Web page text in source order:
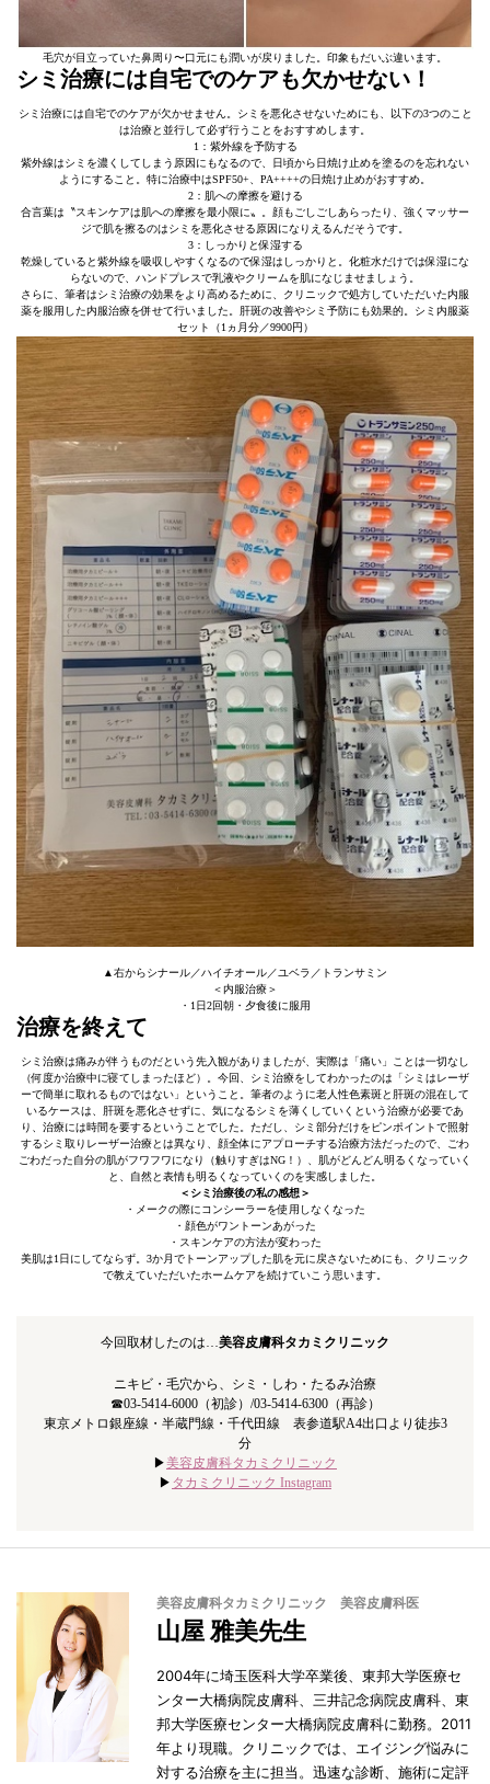
毛穴が目立っていた鼻周り〜口元にも潤いが戻りました。印象もだいぶ違います。
シミ治療には自宅でのケアも欠かせない！
シミ治療には自宅でのケアが欠かせません。シミを悪化させないためにも、以下の3つのこと
は治療と並行して必ず行うことをおすすめします。
1：紫外線を予防する
紫外線はシミを濃くしてしまう原因にもなるので、日頃から日焼け止めを塗るのを忘れない
ようにすること。特に治療中はSPF50+、PA++++の日焼け止めがおすすめ。
2：肌への摩擦を避ける
合言葉は〝スキンケアは肌への摩擦を最小限に〟。顔もごしごしあらったり、強くマッサー
ジで肌を擦るのはシミを悪化させる原因になりえるんだそうです。
3：しっかりと保湿する
乾燥していると紫外線を吸収しやすくなるので保湿はしっかりと。化粧水だけでは保湿にな
らないので、ハンドプレスで乳液やクリームを肌になじませましょう。
さらに、筆者はシミ治療の効果をより高めるために、クリニックで処方していただいた内服
薬を服用した内服治療を併せて行いました。肝斑の改善やシミ予防にも効果的。シミ内服薬
セット（1ヵ月分／9900円）
▲右からシナール／ハイチオール／ユベラ／トランサミン
＜内服治療＞
・1日2回朝・夕食後に服用
治療を終えて
シミ治療は痛みが伴うものだという先入観がありましたが、実際は「痛い」ことは一切なし
（何度か治療中に寝てしまったほど）。今回、シミ治療をしてわかったのは「シミはレーザ
ーで簡単に取れるものではない」ということ。筆者のように老人性色素斑と肝斑の混在して
いるケースは、肝斑を悪化させずに、気になるシミを薄くしていくという治療が必要であ
り、治療には時間を要するということでした。ただし、シミ部分だけをピンポイントで照射
するシミ取りレーザー治療とは異なり、顔全体にアプローチする治療方法だったので、ごわ
ごわだった自分の肌がフワフワになり（触りすぎはNG！）、肌がどんどん明るくなっていく
と、自然と表情も明るくなっていくのを実感しました。
＜シミ治療後の私の感想＞
・メークの際にコンシーラーを使用しなくなった
・顔色がワントーンあがった
・スキンケアの方法が変わった
美肌は1日にしてならず。3か月でトーンアップした肌を元に戻さないためにも、クリニック
で教えていただいたホームケアを続けていこう思います。
今回取材したのは…美容皮膚科タカミクリニック
ニキビ・毛穴から、シミ・しわ・たるみ治療
☎03-5414-6000（初診）/03-5414-6300（再診）
東京メトロ銀座線・半蔵門線・千代田線 表参道駅A4出口より徒歩3
分
▶︎美容皮膚科タカミクリニック
▶︎ タカミクリニック Instagram
美容皮膚科タカミクリニック 美容皮膚科医
山屋 雅美先生
2004年に埼玉医科大学卒業後、東邦大学医療セ
ンター大橋病院皮膚科、三井記念病院皮膚科、東
邦大学医療センター大橋病院皮膚科に勤務。2011
年より現職。クリニックでは、エイジング悩みに
対する治療を主に担当。迅速な診断、施術に定評